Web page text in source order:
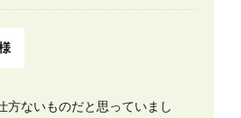
方ないものだと思っていまし